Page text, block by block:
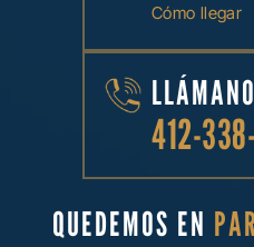
Cómo llegar
412-
QUEDEMOS EN